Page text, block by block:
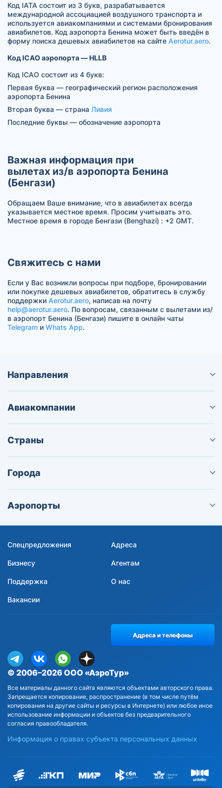
Код IATA состоит из 3 букв, разрабатывается
международной ассоциацией воздушного транспорта и
используется авиакомпаниями и системами бронирования
авиабилетов. Код аэропорта Бенина может быть введён в
форму поиска дешевых авиабилетов на сайте Aerotur.aero.
Код ICAO аэропорта — HLLB
Код ICAO состоит из 4 букв:
Первая буква — географический регион расположения
аэропорта Бенина
Вторая буква — страна Ливия
Последние буквы — обозначение аэропорта
Важная информация при
вылетах из/в аэропорта Бенина
(Бенгази)
Обращаем Ваше внимание, что в авиабилетах всегда
указывается местное время. Просим учитывать это.
Местное время в городе Бенгази (Benghazi) : +2 GMT.
Свяжитесь с нами
Если у Вас возникли вопросы при подборе, бронировании
или покупке дешевых авиабилетов, обратитесь в службу
поддержки Aerotur.aero, написав на почту
help@aerotur.aero. По вопросам, связанным с вылетами из/
в аэропорт Бенина (Бенгази) пишите в онлайн чаты
Telegram и Whats App.
Направления
Авиакомпании
Страны
Города
Аэропорты
Спецпредложения Адреса
Бизнесу Агентам
Поддержка О нас
Вакансии
© 2006–2026 ООО «АэроТур»
Все материалы данного сайта являются объектами авторского права.
Запрещается копирование, распространение (в том числе путём
копирования на другие сайты и ресурсы в Интернете) или любое иное
использование информации и объектов без предварительного
согласия правообладателя.
Информация о правах субъекта персональных данных
Адреса и телефоны